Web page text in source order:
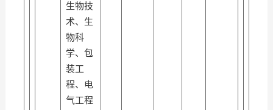
生物技
术、生
物科
学、包
装工
程、电
气工程